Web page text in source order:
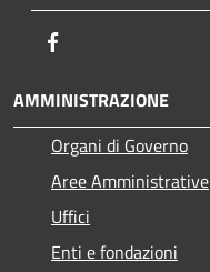
AMMINISTRAZIONE
Organi di Governo
Aree Amministrative
Uffici
Enti e fondazioni